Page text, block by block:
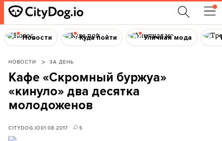
Новости Куда пойти Уличная мода
НОВОСТИ ЗА ДЕНЬ
Кафе «Скромный буржуа»
«кинуло» два десятка
молодоженов
CITYDOG.IO01.08.2017 5